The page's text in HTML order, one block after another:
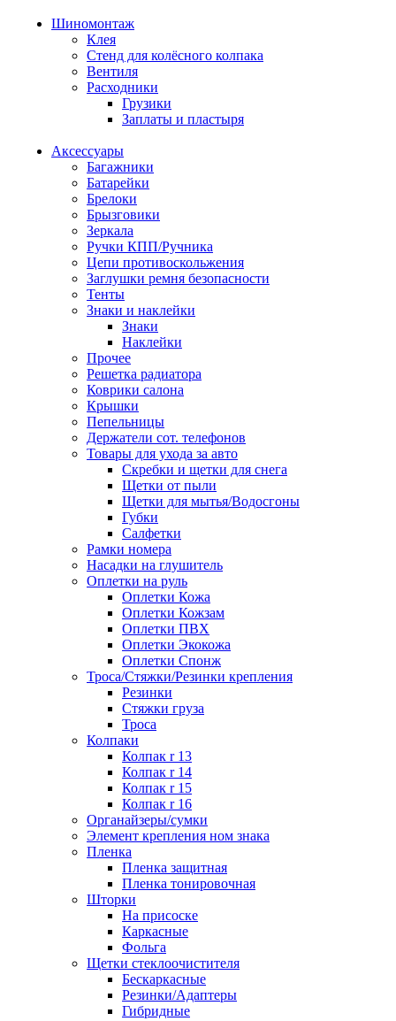
Шиномонтаж
Клея
Стенд для колёсного колпака
Вентиля
Расходники
Грузики
Заплаты и пластыря
Аксессуары
Багажники
Батарейки
Брелоки
Брызговики
Зеркала
Ручки КПП/Ручника
Цепи противоскольжения
Заглушки ремня безопасности
Тенты
Знаки и наклейки
Знаки
Наклейки
Прочее
Решетка радиатора
Коврики салона
Крышки
Пепельницы
Держатели сот. телефонов
Товары для ухода за авто
Скребки и щетки для снега
Щетки от пыли
Щетки для мытья/Водосгоны
Губки
Салфетки
Рамки номера
Насадки на глушитель
Оплетки на руль
Оплетки Кожа
Оплетки Кожзам
Оплетки ПВХ
Оплетки Экокожа
Оплетки Спонж
Троса/Стяжки/Резинки крепления
Резинки
Стяжки груза
Троса
Колпаки
Колпак r 13
Колпак r 14
Колпак r 15
Колпак r 16
Органайзеры/сумки
Элемент крепления ном знака
Пленка
Пленка защитная
Пленка тонировочная
Шторки
На присоске
Каркасные
Фольга
Щетки стеклоочистителя
Бескаркасные
Резинки/Адаптеры
Гибридные